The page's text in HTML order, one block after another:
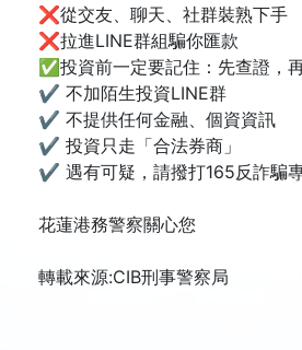
❌從交友、聊天、社群裝熟下手
❌拉進LINE群組騙你匯款
✅投資前一定要記住：先查證，
✔ 不加陌生投資LINE群
✔ 不提供任何金融、個資資訊
✔ 投資只走「合法券商」
✔ 遇有可疑，請撥打165反詐騙
花蓮港務警察關心您
轉載來源:CIB刑事警察局